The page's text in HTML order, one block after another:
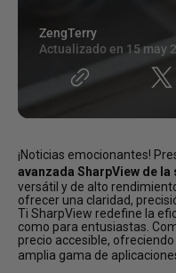
ZengTerry
Actualizado en 15 may
¡Noticias emocionantes!
avanzada SharpView de la
versátil y de alto
ofrecer una claridad,
Ti SharpView redefine la
como para entusiastas.
precio accesible,
amplia gama de